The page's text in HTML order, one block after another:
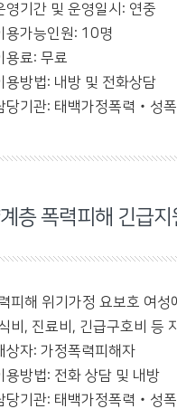
영기간 및 운영일시: 연중
용가능인원: 10명
용료: 무료
용방법: 내방 및 전화상담
당기관: 태백가정폭력‧성
층 폭력피해 긴급지
피해 위기가정 요보호 여성
비, 진료비, 긴급구호비 등
상자: 가정폭력피해자
용방법: 전화 상담 및 내방
당기관: 태백가정폭력‧성